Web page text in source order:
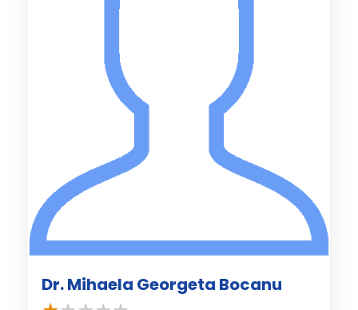
Dr. Mihaela Georgeta Bocanu